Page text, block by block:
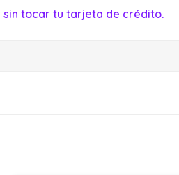
tocar tu tarjeta de crédito.